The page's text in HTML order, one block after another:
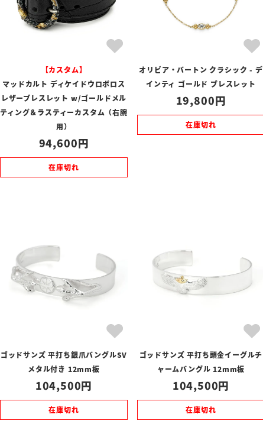
【カスタム】
マッドカルト ディケイドウロボロス
レザーブレスレット w/ゴールドメル
ティング＆ラスティーカスタム（右腕
用）
94,600
在庫切れ
オリビア・バートン クラシック - デ
インティ ゴールド ブレスレット
19,800
在庫切れ
ゴッドサンズ 平打ち銀爪バングルSV
メタル付き 12mm板
104,500
在庫切れ
ゴッドサンズ 平打ち頭金イーグルチ
ャームバングル 12mm板
104,500
在庫切れ